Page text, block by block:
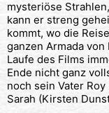
mysteriöse
kann er streng
kommt, wo die
ganzen Armada
Laufe des Films
Ende nicht ganz
noch sein Vater
Sarah (Kirsten